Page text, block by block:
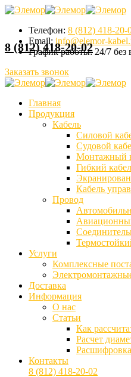
Телефон: 8 (812) 418-20-
Email: info@elemor-
График работы: 24/7
Заказать звонок
8 (812) 418-20-02
Главная
Продукция
Кабель
Силовой
Судовой
Монтажный
Гибкий
Кабель
Провод
Услуги
Комплексные
Доставка
Информация
О нас
Статьи
Как
Расчет
Контакты
8 (812) 418-20-02